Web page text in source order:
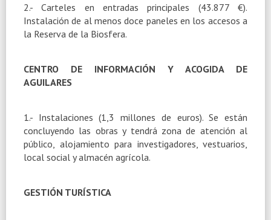
2.- Carteles en entradas principales (43.877 €).
Instalación de al menos doce paneles en los accesos a
la Reserva de la Biosfera.
CENTRO DE INFORMACIÓN Y ACOGIDA DE
AGUILARES
1.- Instalaciones (1,3 millones de euros). Se están
concluyendo las obras y tendrá zona de atención al
público, alojamiento para investigadores, vestuarios,
local social y almacén agrícola.
GESTIÓN TURÍSTICA